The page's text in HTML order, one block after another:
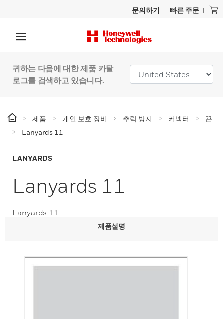
문의하기 빠른 주문
귀하는 다음에 대한 제품 카탈
로그를 검색하고 있습니다.
제품 개인 보호 장비 추락 방지 커넥터
끈
Lanyards 11
LANYARDS
Lanyards 11
Lanyards 11
제품설명